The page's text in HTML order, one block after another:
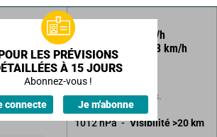
°
km/h
Rafales à
8 km/h
Ciel clair.
Sans précipitations.
1012hPa Visibilité >20 km
LES PRÉVISIONS
À 15 JOURS
Abonnez-vous !
connecte Je m'abonne